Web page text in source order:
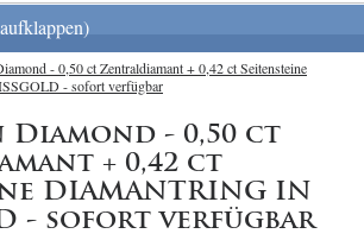
- 0,50 ct Zentraldiamant + 0,42 ct Seitensteine
- sofort verfügbar
Diamond - 0,50 ct
+ 0,42 ct
DIAMANTRING IN
- sofort verfügbar